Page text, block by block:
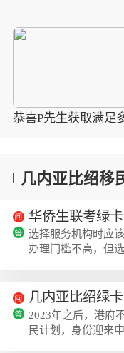
几内亚比绍移
华侨生联考绿
选择服务机构时应
办理门槛不高，但
介资质，与几内亚
合作，所有申请全
隐形消费，在行业
常见的"坑"需要避
2023年之后，港府
民计划，身份迎来